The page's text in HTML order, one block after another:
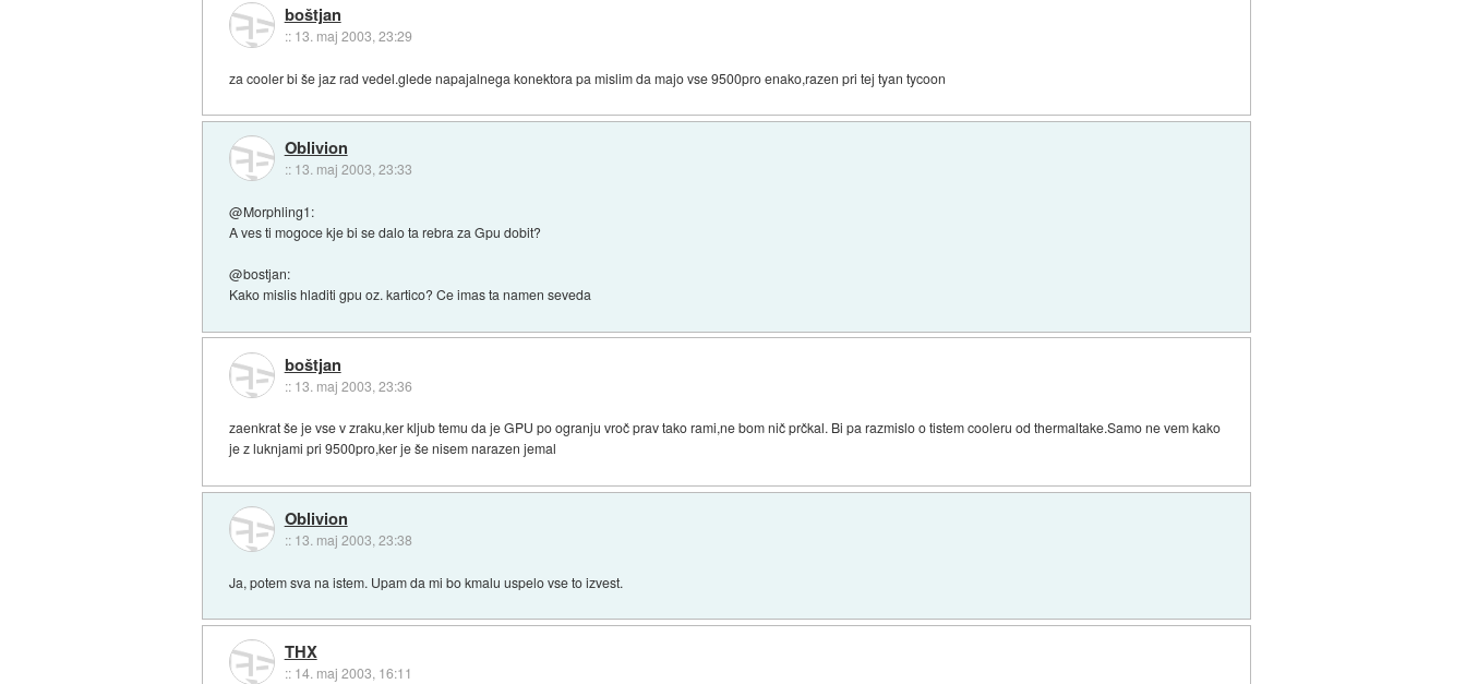
boštjan
:: 13. maj 2003, 23:29
za cooler bi še jaz rad vedel.glede napajalnega konektora pa mislim da majo vse 9500pro enako,razen pri tej tyan tycoon
Oblivion
:: 13. maj 2003, 23:33
@Morphling1:
A ves ti mogoce kje bi se dalo ta rebra za Gpu dobit?
@bostjan:
Kako mislis hladiti gpu oz. kartico? Ce imas ta namen seveda
boštjan
:: 13. maj 2003, 23:36
zaenkrat še je vse v zraku,ker kljub temu da je GPU po ogranju vroč prav tako rami,ne bom nič prčkal. Bi pa razmislo o tistem cooleru od thermaltake.Samo ne vem kako
je z luknjami pri 9500pro,ker je še nisem narazen jemal
Oblivion
:: 13. maj 2003, 23:38
Ja, potem sva na istem. Upam da mi bo kmalu uspelo vse to izvest.
THX
:: 14. maj 2003, 16:11